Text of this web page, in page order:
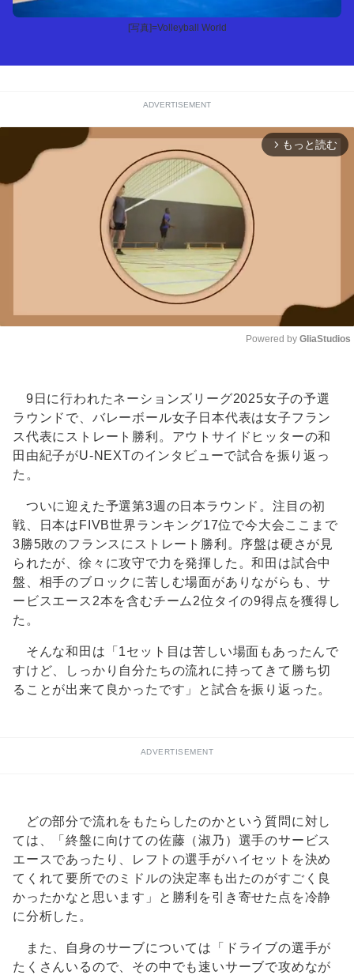
[写真]=Volleyball World
ADVERTISEMENT
arrow_forward_ios もっと読む
Powered by GliaStudios
9日に行われたネーションズリーグ2025女子の予選
ラウンドで、バレーボール女子日本代表は女子フラン
ス代表にストレート勝利。アウトサイドヒッターの和
田由紀子がU-NEXTのインタビューで試合を振り返っ
た。
ついに迎えた予選第3週の日本ラウンド。注目の初
戦、日本はFIVB世界ランキング17位で今大会ここまで
3勝5敗のフランスにストレート勝利。序盤は硬さが見
られたが、徐々に攻守で力を発揮した。和田は試合中
盤、相手のブロックに苦しむ場面がありながらも、サ
ービスエース2本を含むチーム2位タイの9得点を獲得し
た。
そんな和田は「1セット目は苦しい場面もあったんで
すけど、しっかり自分たちの流れに持ってきて勝ち切
ることが出来て良かったです」と試合を振り返った。
ADVERTISEMENT
どの部分で流れをもたらしたのかという質問に対し
ては、「終盤に向けての佐藤（淑乃）選手のサービス
エースであったり、レフトの選手がハイセットを決め
てくれて要所でのミドルの決定率も出たのがすごく良
かったかなと思います」と勝利を引き寄せた点を冷静
に分析した。
また、自身のサーブについては「ドライブの選手が
たくさんいるので、その中でも速いサーブで攻めなが